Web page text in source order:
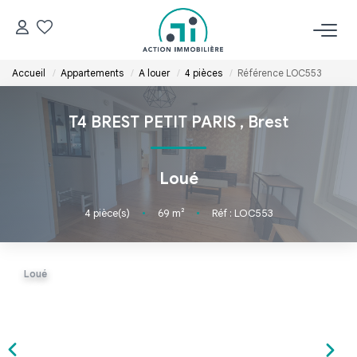
ACCUEIL
NOS BIENS
Louer
Accueil Appartements A louer 4 pièces Référence LOC553
T4 BREST PETIT PARIS,Brest
Loué
4 pièce(s) • 69 m² • Réf : LOC553
Loué